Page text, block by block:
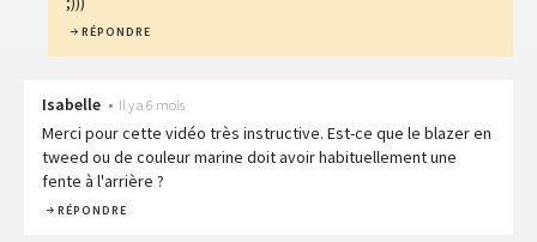
RÉPONDRE
Isabelle • Il y a 6 mois
Merci pour cette vidéo très instructive. Est-ce que le blazer en
tweed ou de couleur marine doit avoir habituellement une
fente à l'arrière ?
RÉPONDRE